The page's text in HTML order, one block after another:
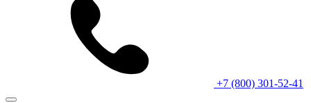
+7 (800) 301-52-41